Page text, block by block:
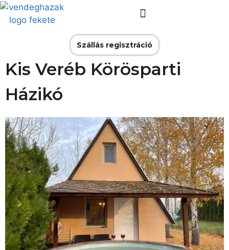
Szállás regisztráció
Kis Veréb Körösparti
Házikó